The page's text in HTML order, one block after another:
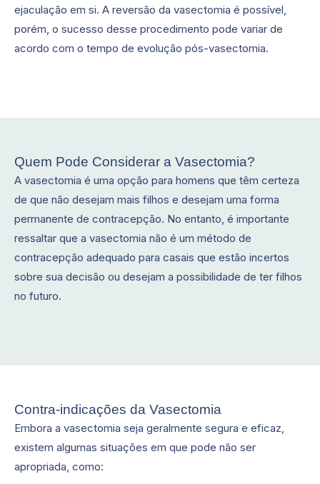
ejaculação em si. A reversão da vasectomia é possível,
porém, o sucesso desse procedimento pode variar de
acordo com o tempo de evolução pós-vasectomia.
Quem Pode Considerar a Vasectomia?
A vasectomia é uma opção para homens que têm certeza
de que não desejam mais filhos e desejam uma forma
permanente de contracepção. No entanto, é importante
ressaltar que a vasectomia não é um método de
contracepção adequado para casais que estão incertos
sobre sua decisão ou desejam a possibilidade de ter filhos
no futuro.
Contra-indicações da Vasectomia
Embora a vasectomia seja geralmente segura e eficaz,
existem algumas situações em que pode não ser
apropriada, como: